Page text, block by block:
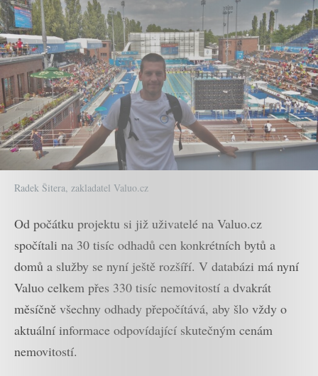
Radek Šitera, zakladatel Valuo.cz
Od počátku projektu si již uživatelé na Valuo.cz
spočítali na 30 tisíc odhadů cen konkrétních bytů a
domů a služby se nyní ještě rozšíří. V databázi má nyní
Valuo celkem přes 330 tisíc nemovitostí a dvakrát
měsíčně všechny odhady přepočítává, aby šlo vždy o
aktuální informace odpovídající skutečným cenám
nemovitostí.